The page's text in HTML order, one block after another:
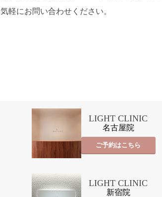
軽にお問い合わせください。
LIGHT CLINIC
名古屋院
ご予約はこちら
LIGHT CLINIC
新宿院